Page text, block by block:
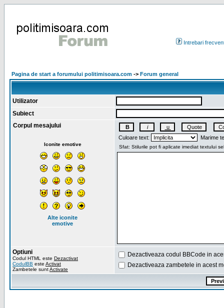
Intrebari
Pagina de start a forumului politimisoara.com -> Forum general
Utilizator
Subiect
Corpul mesajului
Iconite emotive
Alte iconite
emotive
Culoare text: Marime
Optiuni
Codul HTML este Dezactivat
CodulBB este Activat
Zambetele suntActivate
Dezactiveaza codul BBCode in
Dezactiveaza zambetele in acest